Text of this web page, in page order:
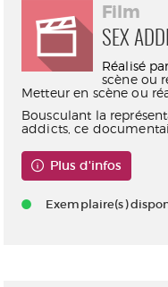
Film
SEX
Réalisé par
scène ou
Metteur en scène ou
Bousculant la
addicts, ce
Plus d'infos
Exemplaire(s)